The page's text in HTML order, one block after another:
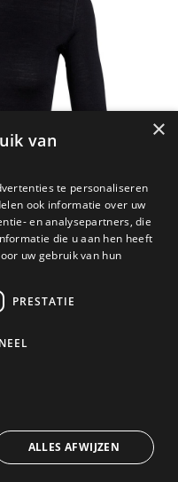
Dames
via WhatsApp
×
van
te personaliseren
ook informatie over uw
en analysepartners, die
die u aan hen heeft
uw gebruik van hun
PRESTATIE
ALLES AFWIJZEN